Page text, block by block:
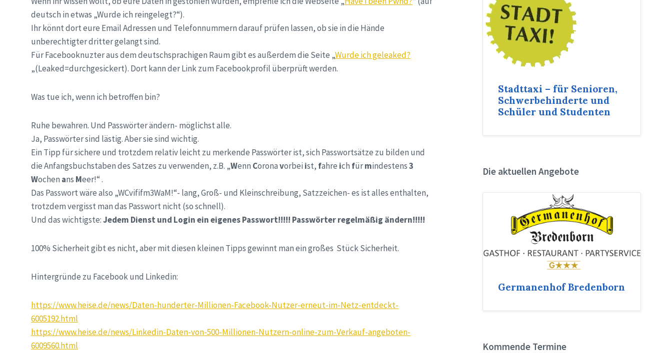
deutsch in etwas „Wurde ich reingelegt?“).
Ihr könnt dort eure Email Adressen und Telefonnummern darauf prüfen lassen, ob sie in die Hände
unberechtigter dritter gelangt sind.
Für Facebooknuzter aus dem deutschsprachigen Raum gibt es außerdem die Seite „Wurde ich geleaked?
„(Leaked=durchgesickert). Dort kann der Link zum Facebookprofil überprüft werden.
Was tue ich, wenn ich betroffen bin?
Ruhe bewahren. Und Passwörter ändern- möglichst alle.
Ja, Passwörter sind lästig. Aber sie sind wichtig.
Ein Tipp für sichere und trotzdem relativ leicht zu merkende Passwörter ist, sich Passwortsätze zu bilden und
die Anfangsbuchstaben des Satzes zu verwenden, z.B. „Wenn Coronavorbei ist, fahre ich fürmindestens3
Wochen ans Meer!“ .
Das Passwort wäre also „WCvififm3WaM!“- lang, Groß- und Kleinschreibung, Satzzeichen- es ist alles enthalten,
trotzdem vergisst man das Passwort nicht (so schnell).
Und das wichtigste:Jedem Dienst und Login ein eigenes Passwort!!!!! Passwörter regelmäßig ändern!!!!!
100% Sicherheit gibt es nicht, aber mit diesen kleinen Tipps gewinnt man ein großes Stück Sicherheit.
Hintergründe zu Facebook und Linkedin:
https://www.heise.de/news/Daten-hunderter-Millionen-Facebook-Nutzer-erneut-im-Netz-entdeckt-
6005192.html
https://www.heise.de/news/Linkedin-Daten-von-500-Millionen-Nutzern-online-zum-Verkauf-angeboten-
6009560.html
Stadttaxi – für Senioren,
Schwerbehinderte und
Schüler und Studenten
Die aktuellen Angebote
Germanenhof Bredenborn
Kommende Termine